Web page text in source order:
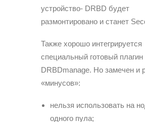
устройство- DRBD будет
размонтировано и станет
Также хорошо интегрируется
специальный готовый плагин
DRBDmanage. Но замечен и
«минусов»:
нельзя использовать на
одного пула;